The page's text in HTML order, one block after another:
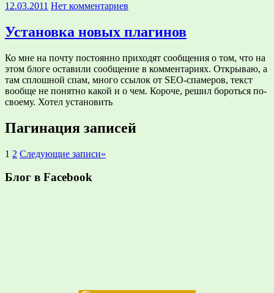
12.03.2011 Нет комментариев
Установка новых плагинов
Ко мне на почту постоянно приходят сообщения о том, что на
этом блоге оставили сообщение в комментариях. Открываю, а
там сплошной спам, много ссылок от SEO-спамеров, текст
вообще не понятно какой и о чем. Короче, решил бороться по-
своему. Хотел установить
Пагинация записей
1 2 Следующие записи»
Блог в Facebook